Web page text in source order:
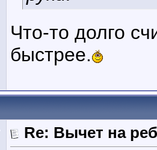
Что-то долго
быстрее.
Re: Вычет на